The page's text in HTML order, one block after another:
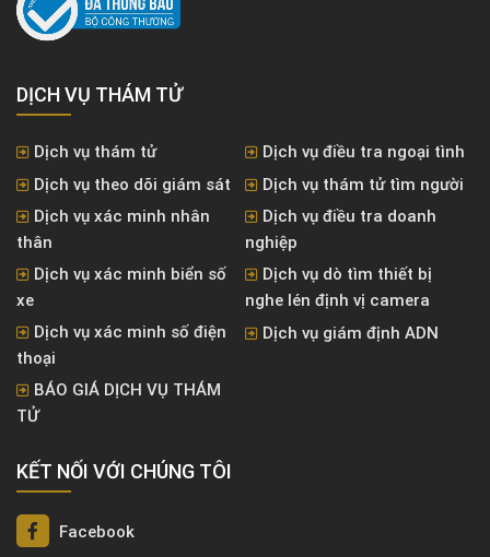
DỊCH VỤ THÁM TỬ
Dịch vụ thám tử
Dịch vụ điều tra ngoại tình
Dịch vụ theo dõi giám sát
Dịch vụ thám tử tìm người
Dịch vụ xác minh nhân
thân
Dịch vụ điều tra doanh
nghiệp
Dịch vụ xác minh biển số
xe
Dịch vụ dò tìm thiết bị
nghe lén định vị camera
Dịch vụ xác minh số điện
thoại
Dịch vụ giám định ADN
BÁO GIÁ DỊCH VỤ THÁM
TỬ
KẾT NỐI VỚI CHÚNG TÔI
Facebook